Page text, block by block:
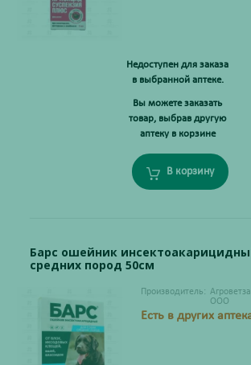
Недоступен для заказа
в выбранной аптеке.
Вы можете заказать
товар, выбрав другую
аптеку в корзине
В корзину
Барс ошейник
средних пород 50см
Производитель:
ООО
Есть в других